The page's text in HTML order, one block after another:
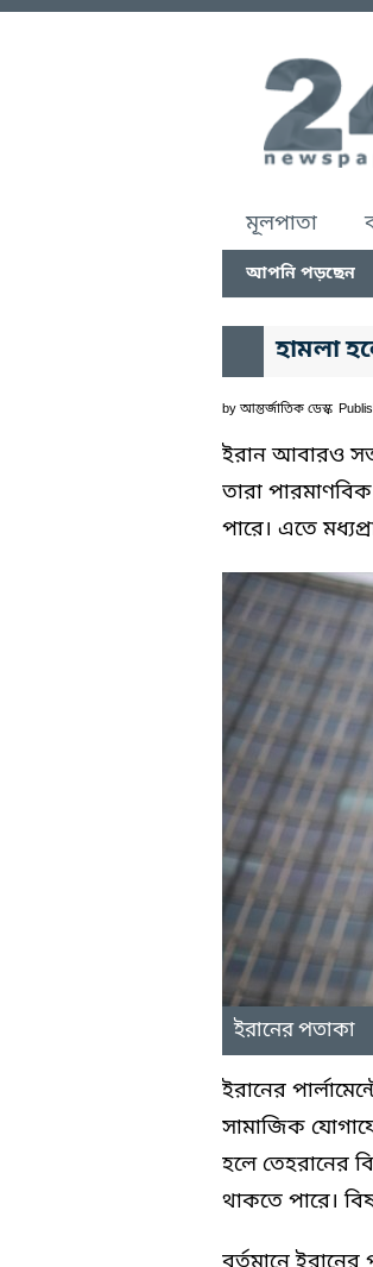
মূলপাতা
আপনি পড়ছেন
হামলা
by আন্তর্জাতিক ডেস্ক
ইরান আবারও
তারা
পারে। এতে
ইরানের পতাকা
ইরানের
সামাজিক
হলে তেহরানের
থাকতে পারে।